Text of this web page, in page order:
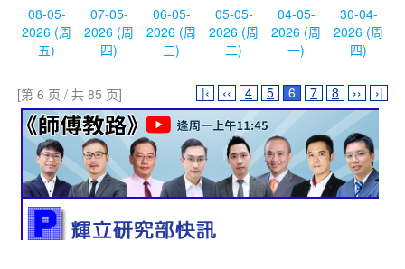
08-05-
2026 (周
五)
07-05-
2026 (周
四)
06-05-
2026 (周
三)
05-05-
2026 (周
二)
04-05-
2026 (周
一)
30-04-
2026 (周
四)
[第 6 页 / 共 85 页] |‹ ‹‹ 4 5 6 7 8 ›› ›|